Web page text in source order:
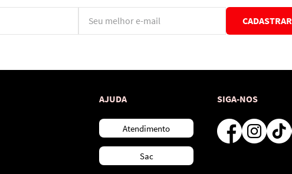
CADASTRAR
AJUDA
Atendimento
Sac
SIGA-NOS